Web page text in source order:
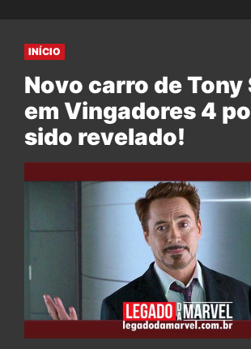
INÍCIO
Novo carro de Tony
em Vingadores 4
sido revelado!